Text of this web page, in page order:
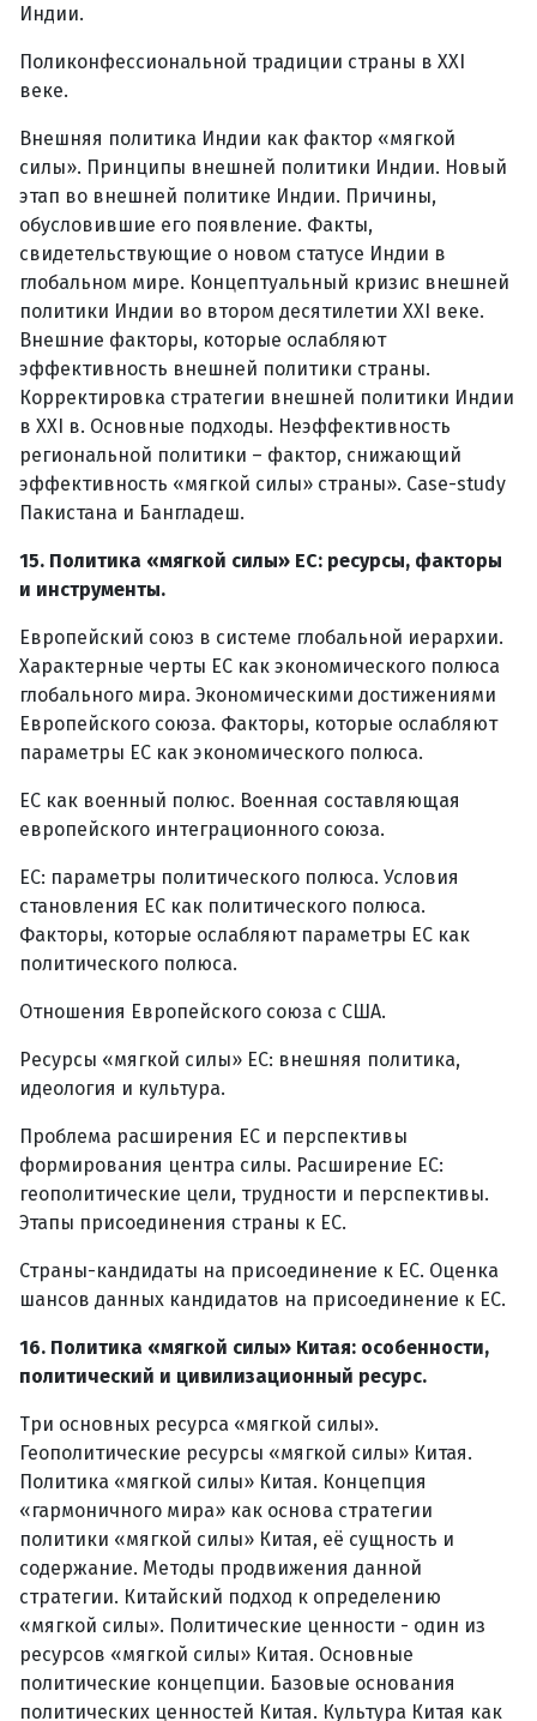
Индии.
Поликонфессиональной традиции страны в XXI
веке.
Внешняя политика Индии как фактор «мягкой
силы». Принципы внешней политики Индии. Новый
этап во внешней политике Индии. Причины,
обусловившие его появление. Факты,
свидетельствующие о новом статусе Индии в
глобальном мире. Концептуальный кризис внешней
политики Индии во втором десятилетии XXI веке.
Внешние факторы, которые ослабляют
эффективность внешней политики страны.
Корректировка стратегии внешней политики Индии
в XXI в. Основные подходы. Неэффективность
региональной политики – фактор, снижающий
эффективность «мягкой силы» страны». Case-study
Пакистана и Бангладеш.
15. Политика «мягкой силы» ЕС: ресурсы, факторы
и инструменты.
Европейский союз в системе глобальной иерархии.
Характерные черты ЕС как экономического полюса
глобального мира. Экономическими достижениями
Европейского союза. Факторы, которые ослабляют
параметры ЕС как экономического полюса.
ЕС как военный полюс. Военная составляющая
европейского интеграционного союза.
ЕС: параметры политического полюса. Условия
становления ЕС как политического полюса.
Факторы, которые ослабляют параметры ЕС как
политического полюса.
Отношения Европейского союза с США.
Ресурсы «мягкой силы» ЕС: внешняя политика,
идеология и культура.
Проблема расширения ЕС и перспективы
формирования центра силы. Расширение ЕС:
геополитические цели, трудности и перспективы.
Этапы присоединения страны к ЕС.
Страны-кандидаты на присоединение к ЕС. Оценка
шансов данных кандидатов на присоединение к ЕС.
16. Политика «мягкой силы» Китая: особенности,
политический и цивилизационный ресурс.
Три основных ресурса «мягкой силы».
Геополитические ресурсы «мягкой силы» Китая.
Политика «мягкой силы» Китая. Концепция
«гармоничного мира» как основа стратегии
политики «мягкой силы» Китая, её сущность и
содержание. Методы продвижения данной
стратегии. Китайский подход к определению
«мягкой силы». Политические ценности - один из
ресурсов «мягкой силы» Китая. Основные
политические концепции. Базовые основания
политических ценностей Китая. Культура Китая как